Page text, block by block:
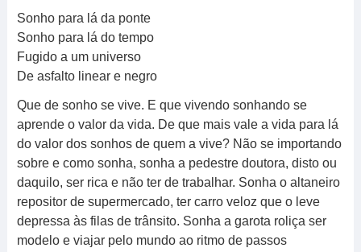
Sonho para lá da ponte
Sonho para lá do tempo
Fugido a um universo
De asfalto linear e negro
Que de sonho se vive. E que vivendo sonhando se
aprende o valor da vida. De que mais vale a vida para lá
do valor dos sonhos de quem a vive? Não se importando
sobre e como sonha, sonha a pedestre doutora, disto ou
daquilo, ser rica e não ter de trabalhar. Sonha o altaneiro
repositor de supermercado, ter carro veloz que o leve
depressa às filas de trânsito. Sonha a garota roliça ser
modelo e viajar pelo mundo ao ritmo de passos